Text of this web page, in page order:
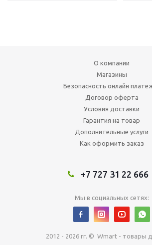
О компании
Магазины
Безопасность онлайн
Договор оферта
Условия доставки
Гарантия на товар
Дополнительные услуги
Как оформить заказ
+7 727 31 22 666
Мы в социальных сетях:
2012 - 2026 гг. © Wmart - товары